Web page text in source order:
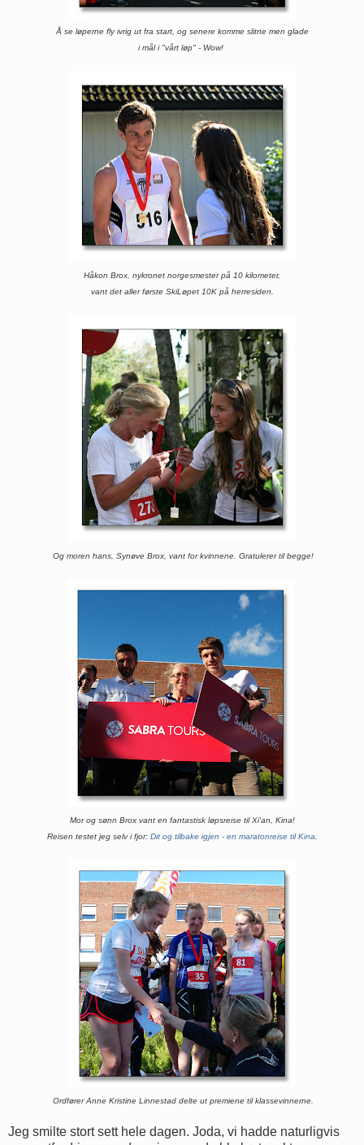
Å se løperne fly ivrig ut fra start, og senere komme slitne men glade
i mål i "vårt løp" - Wow!
Håkon Brox, nykronet norgesmester på 10 kilometer,
vant det aller første SkiLøpet 10K på herresiden.
Og moren hans, Synøve Brox, vant for kvinnene. Gratulerer til begge!
Mor og sønn Brox vant en fantastisk løpsreise til Xi'an, Kina!
Reisen testet jeg selv i fjor: Dit og tilbake igjen - en maratonreise til Kina
Ordfører Anne Kristine Linnestad delte ut premiene til klassevinnerne.
Jeg smilte stort sett hele dagen. Joda, vi hadde naturligvis